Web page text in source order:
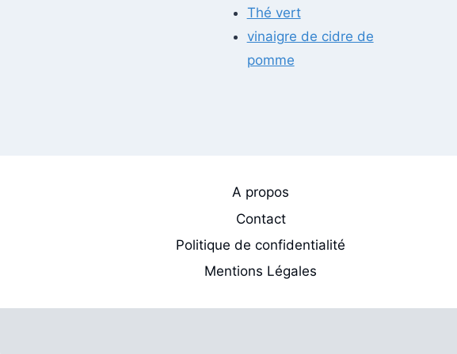
Thé vert
vinaigre de cidre de
pomme
A propos
Contact
Politique de confidentialité
Mentions Légales